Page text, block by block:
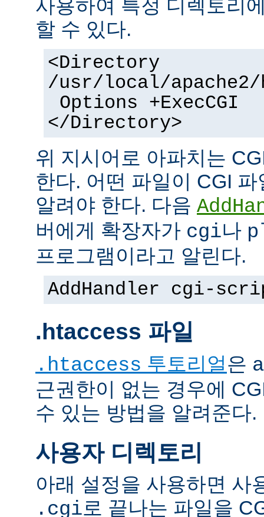
사용하여 특정 디렉토리
할 수 있다.
<Directory
/usr/local/apache2/
Options +ExecCGI
</Directory>
위 지시어로 아파치는
한다. 어떤 파일이 CGI
알려야 한다. 다음
버에게 확장자가 cgi나
프로그램이라고 알린다.
AddHandler cgi-
.htaccess 파일
.htaccess 투토리얼은
근권한이 없는 경우에
수 있는 방법을 알려준다.
사용자 디렉토리
아래 설정을 사용하면 사
.cgi로 끝나는 파일을